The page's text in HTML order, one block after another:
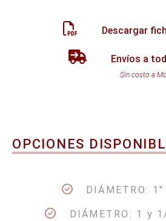
Descargar
Envíos a
Sin costo a
OPCIONES
DIÁMETRO:
DIÁMETRO: 1 y